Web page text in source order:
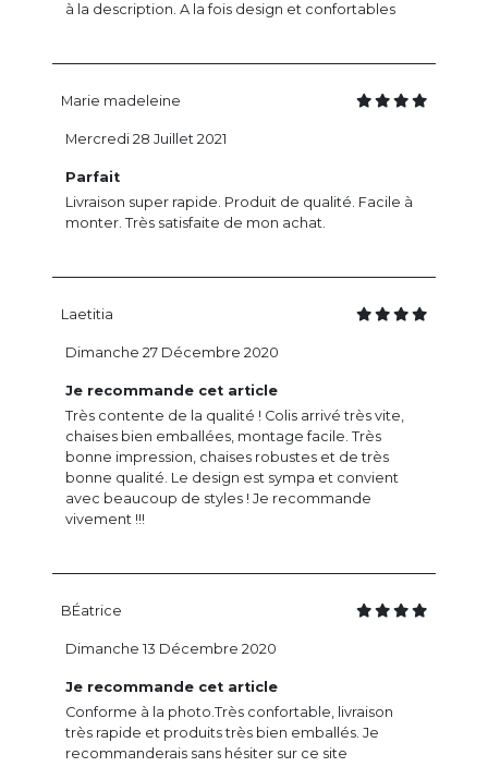
à la description. A la fois design et confortables
Marie madeleine
Parfait
Livraison super rapide. Produit de qualité. Facile à
monter. Très satisfaite de mon achat.
Mercredi 28 Juillet 2021
Laetitia
Je recommande cet article
Très contente de la qualité ! Colis arrivé très vite,
chaises bien emballées, montage facile. Très
bonne impression, chaises robustes et de très
bonne qualité. Le design est sympa et convient
avec beaucoup de styles ! Je recommande
vivement !!!
Dimanche 27 Décembre 2020
BÉatrice
Je recommande cet article
Conforme à la photo.Très confortable, livraison
très rapide et produits très bien emballés. Je
recommanderais sans hésiter sur ce site
Dimanche 13 Décembre 2020